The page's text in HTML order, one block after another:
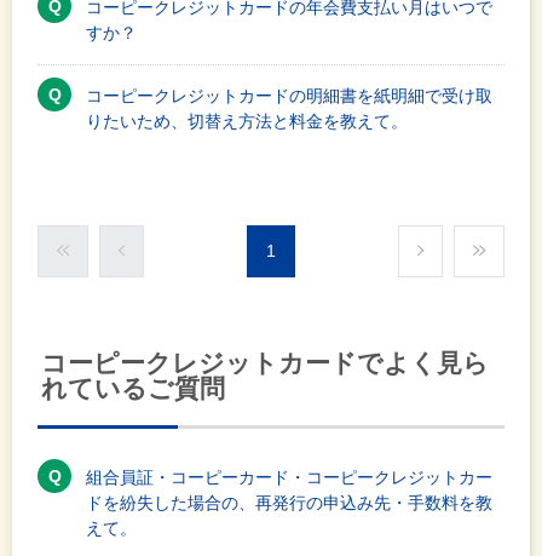
コーピークレジットカードの年会費支払い月はいつで
すか？
コーピークレジットカードの明細書を紙明細で受け取
りたいため、切替え方法と料金を教えて。
1
コーピークレジットカードでよく見ら
れているご質問
組合員証・コーピーカード・コーピークレジットカー
ドを紛失した場合の、再発行の申込み先・手数料を教
えて。